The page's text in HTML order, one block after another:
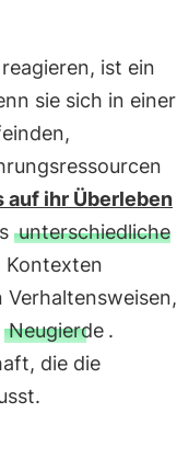
ist ein
sie sich in einer
auf ihr Überleben
unterschiedliche
Kontexten
Neugierde .
die die